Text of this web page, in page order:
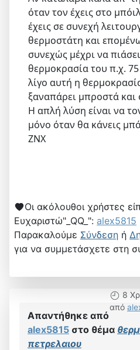
όταν τον έχεις στο
έχεις σε συνεχή
θερμοστάτη και
συνεχώς μέχρι να
θερμοκρασία του π.χ.
λίγο αυτή η
ξαναπάρει μπροστά και
Η απλή λύση είναι να
μόνο όταν θα κάνεις
ΖΝΧ
Οι ακόλουθοι χρήστες
Ευχαριστώ"_QQ_": alex5815
Παρακαλούμε Σύνδεση ή
για να συμμετάσχετε στη
8
από
Απαντήθηκε από
alex5815 στο θέμα
πετρελαιου